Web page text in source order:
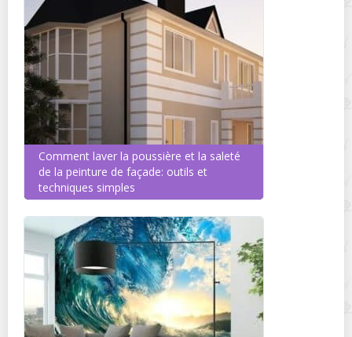
Comment laver la poussière et la saleté
de la peinture de façade: outils et
techniques simples